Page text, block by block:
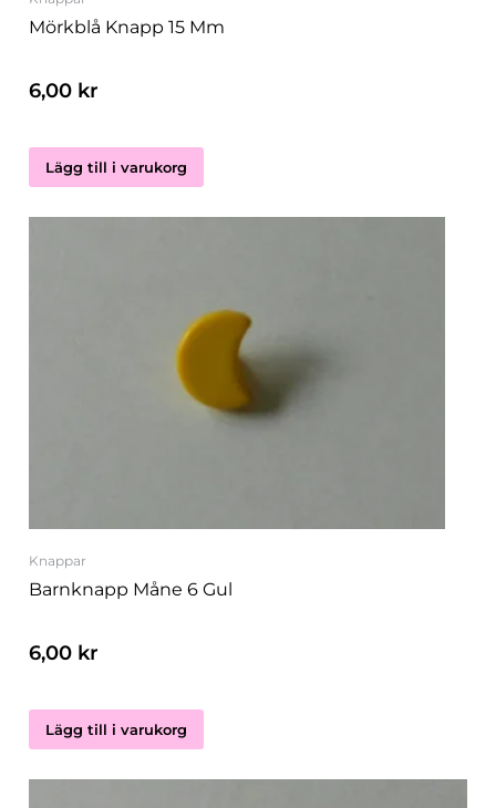
Mörkblå Knapp 15 Mm
6,00 kr
Lägg till i varukorg
Knappar
Barnknapp Måne 6 Gul
6,00 kr
Lägg till i varukorg